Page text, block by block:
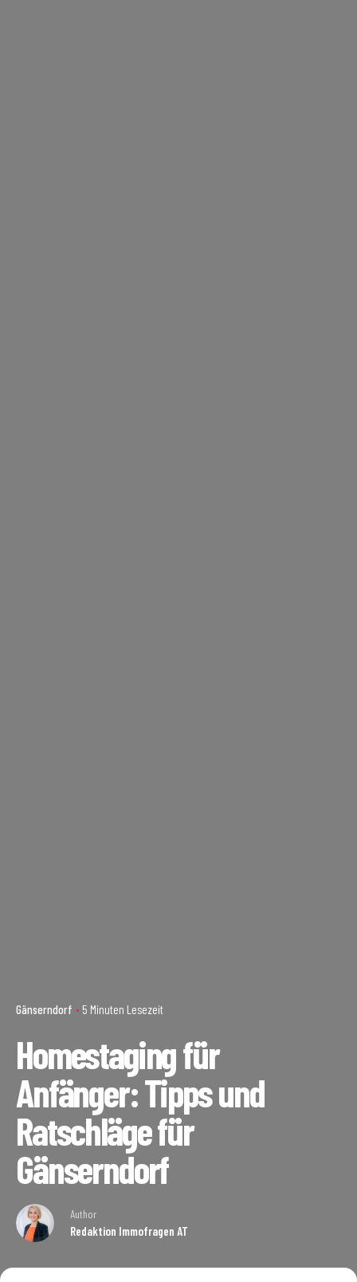
Gänserndorf 5 Minuten Lesezeit
Homestaging für
Anfänger: Tipps und
Ratschläge für
Gänserndorf
Author
Redaktion Immofragen AT